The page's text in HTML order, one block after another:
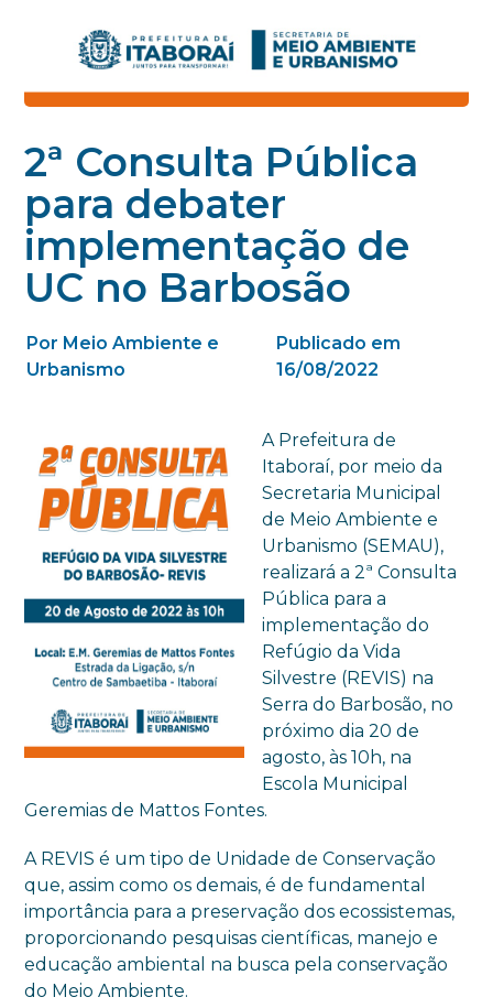
2ª Consulta Pública
para debater
implementação de
UC no Barbosão
Por Meio Ambiente e
Urbanismo
Publicado em
16/08/2022
A Prefeitura de
Itaboraí, por meio da
Secretaria Municipal
de Meio Ambiente e
Urbanismo (SEMAU),
realizará a 2ª Consulta
Pública para a
implementação do
Refúgio da Vida
Silvestre (REVIS) na
Serra do Barbosão, no
próximo dia 20 de
agosto, às 10h, na
Escola Municipal
Geremias de Mattos Fontes.
A REVIS é um tipo de Unidade de Conservação
que, assim como os demais, é de fundamental
importância para a preservação dos ecossistemas,
proporcionando pesquisas científicas, manejo e
educação ambiental na busca pela conservação
do Meio Ambiente.